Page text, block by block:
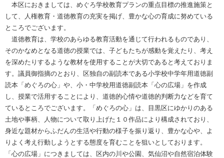
本区におきましては、めぐろ学校教育プランの重点目標の推進施策と
して、人権教育・道徳教育の充実を掲げ、豊かな心の育成に努めている
ところでございます。
道徳教育は、学校のあらゆる教育活動を通じて行われるものであり、
そのかなめとなる道徳の授業では、子どもたちが感動を覚えたり、考え
を深めたりするような教材を使用することが大切であると考えておりま
す。議員御指摘のとおり、区独自の副読本である小学校中学年用道徳副
読本「めぐろの心」や、小・中学校用道徳副読本「心の広場」を作成
し、授業で活用することにより、道徳的心情や道徳的判断力などを育て
ているところでございます。「めぐろの心」は、目黒区にゆかりのある
土地や事柄、人物について取り上げた１０作品により構成されており、
身近な題材からふだんの生活や行動の様子を振り返り、豊かな心や、よ
りよく考え行動しようとする態度を育むことを狙いとしております。
「心の広場」につきましては、区内の川や公園、気仙沼や自然宿泊体験